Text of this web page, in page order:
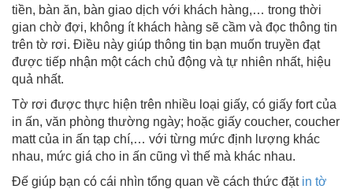
tiền, bàn ăn, bàn giao dịch với khách hàng,… trong thời
gian chờ đợi, không ít khách hàng sẽ cầm và đọc thông tin
trên tờ rơi. Điều này giúp thông tin bạn muốn truyền đạt
được tiếp nhận một cách chủ động và tự nhiên nhất, hiệu
quả nhất.
Tờ rơi được thực hiện trên nhiều loại giấy, có giấy fort của
in ấn, văn phòng thường ngày; hoặc giấy coucher, coucher
matt của in ấn tạp chí,… với từng mức định lượng khác
nhau, mức giá cho in ấn cũng vì thế mà khác nhau.
Đế giúp bạn có cái nhìn tổng quan về cách thức đặt in tờ